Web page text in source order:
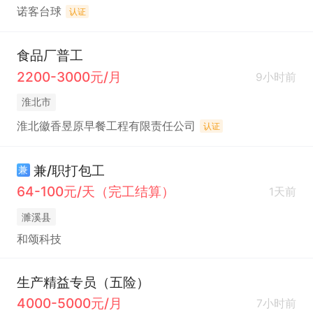
诺客台球 认证
食品厂普工
2200-3000元/月
9小时前
淮北市
淮北徽香昱原早餐工程有限责任公司 认证
兼 兼/职打包工
64-100元/天（完工结算）
1天前
濉溪县
和颂科技
生产精益专员（五险）
4000-5000元/月
7小时前